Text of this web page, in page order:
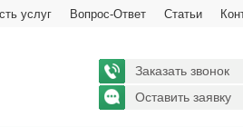
услуг Вопрос-Ответ Статьи
Заказать звонок
Оставить заявку